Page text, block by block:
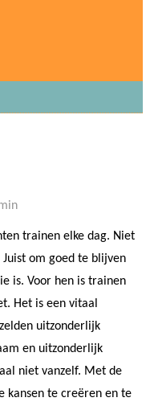
trainen elke dag. Niet
om goed te blijven
is. Voor hen is trainen
Het is een vitaal
uitzonderlijk
en uitzonderlijk
niet vanzelf. Met de
kansen te creëren en te